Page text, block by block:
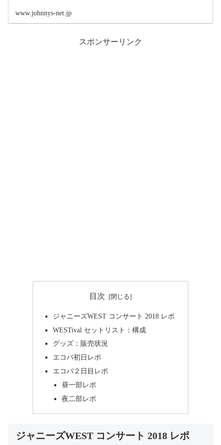
www.johnnys-net.jp
スポンサーリンク
目次
ジャニーズWEST コンサート 2018 レポ
WESTival セットリスト：構成
グッズ：販売状況
エコパ初日レポ
エコパ２日目レポ
昼一部レポ
夜二部レポ
ジャニーズWEST コンサート 2018 レポ